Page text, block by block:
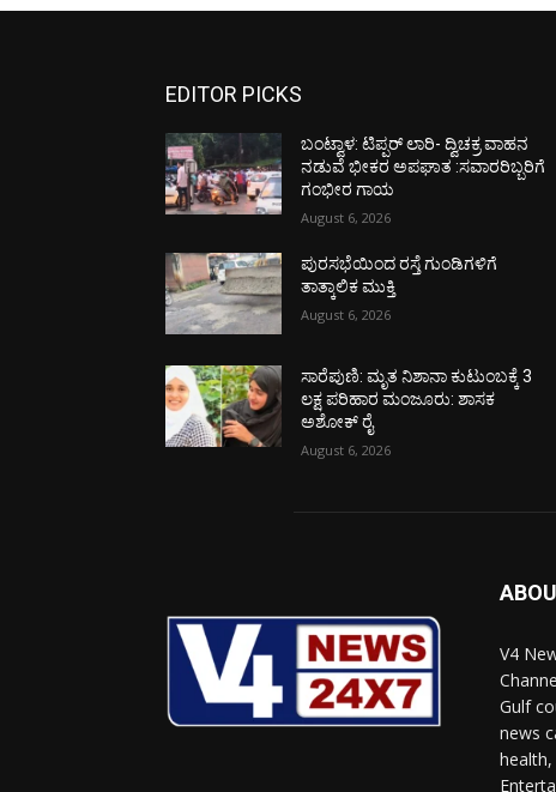
EDITOR PICKS
ಬಂಟ್ವಾಳ: ಟಿಪ್ಪರ್ ಲಾರಿ- ದ್ವಿಚಕ್ರ ವಾಹನ
ನಡುವೆ ಭೀಕರ ಅಪಘಾತ :ಸವಾರರಿಬ್ಬರಿಗೆ
ಗಂಭೀರ ಗಾಯ
August 6, 2026
ಪುರಸಭೆಯಿಂದ ರಸ್ತೆ ಗುಂಡಿಗಳಿಗೆ
ತಾತ್ಕಾಲಿಕ ಮುಕ್ತಿ
August 6, 2026
ಸಾರೆಪುಣಿ: ಮೃತ ನಿಶಾನಾ ಕುಟುಂಬಕ್ಕೆ 3
ಲಕ್ಷ ಪರಿಹಾರ ಮಂಜೂರು: ಶಾಸಕ
ಅಶೋಕ್ ರೈ
August 6, 2026
V4
Gulf
news